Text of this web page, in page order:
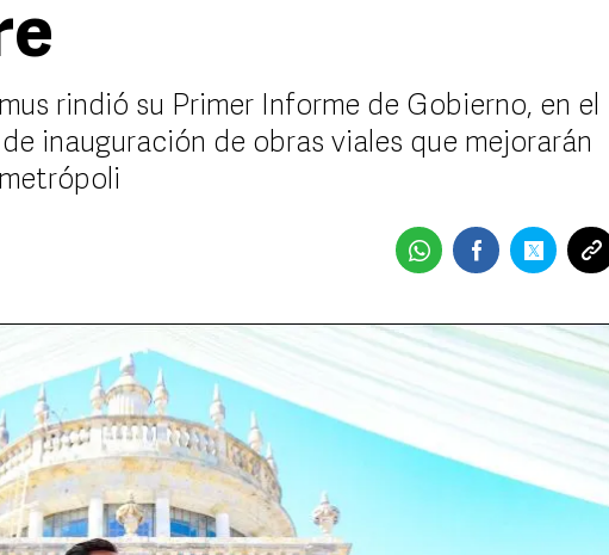
rindió su Primer Informe de Gobierno, en el
inauguración de obras viales que mejorarán